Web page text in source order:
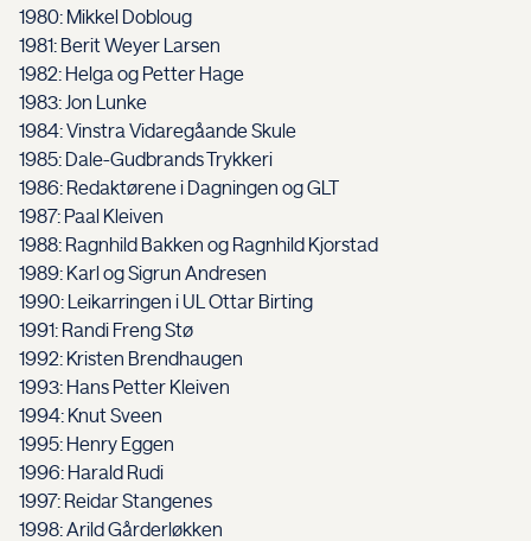
1980: Mikkel Dobloug
1981: Berit Weyer Larsen
1982: Helga og Petter Hage
1983: Jon Lunke
1984: Vinstra Vidaregåande Skule
1985: Dale-Gudbrands Trykkeri
1986: Redaktørene i Dagningen og GLT
1987: Paal Kleiven
1988: Ragnhild Bakken og Ragnhild Kjorstad
1989: Karl og Sigrun Andresen
1990: Leikarringen i UL Ottar Birting
1991: Randi Freng Stø
1992: Kristen Brendhaugen
1993: Hans Petter Kleiven
1994: Knut Sveen
1995: Henry Eggen
1996: Harald Rudi
1997: Reidar Stangenes
1998: Arild Gårderløkken